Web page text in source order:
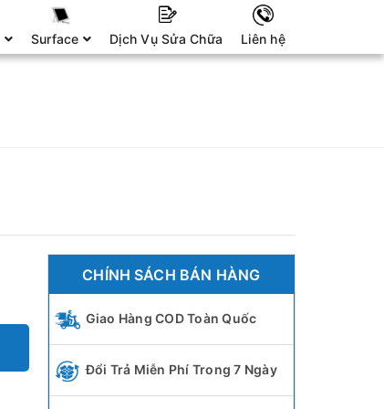
Surface Dịch Vụ Sửa Chữa Liên hệ
CHÍNH SÁCH BÁN HÀNG
Giao Hàng COD Toàn Quốc
Đổi Trả Miễn Phí Trong 7 Ngày